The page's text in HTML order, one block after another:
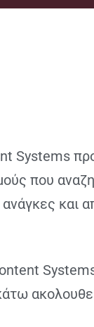
Systems
που
και